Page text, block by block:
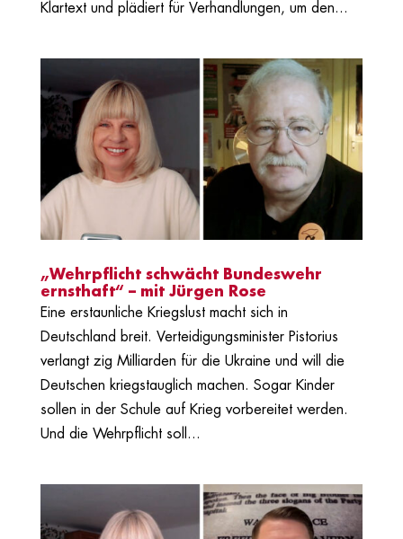
Klartext und plädiert für Verhandlungen, um den...
„Wehrpflicht schwächt Bundeswehr
ernsthaft“ – mit Jürgen Rose
Eine erstaunliche Kriegslust macht sich in
Deutschland breit. Verteidigungsminister Pistorius
verlangt zig Milliarden für die Ukraine und will die
Deutschen kriegstauglich machen. Sogar Kinder
sollen in der Schule auf Krieg vorbereitet werden.
Und die Wehrpflicht soll...